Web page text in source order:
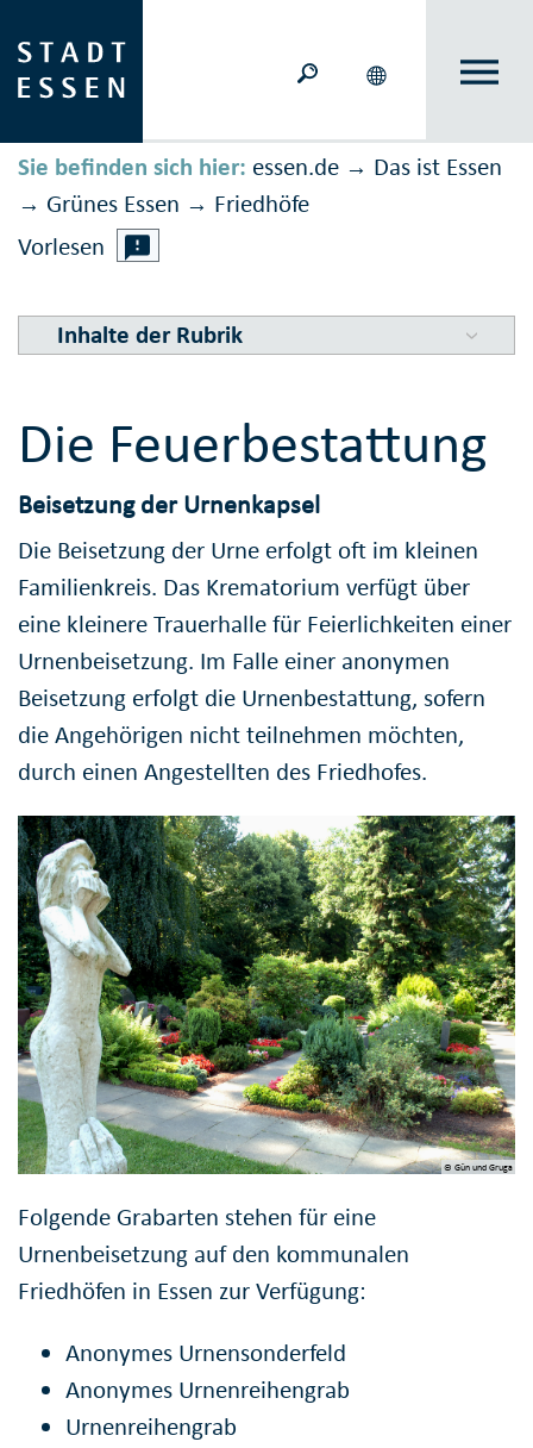
Sie befinden sich hier: essen.de → Das ist Essen
→ Grünes Essen → Friedhöfe
Vorlesen
Inhalte der Rubrik
Die Feuerbestattung
Beisetzung der Urnenkapsel
Die Beisetzung der Urne erfolgt oft im kleinen
Familienkreis. Das Krematorium verfügt über
eine kleinere Trauerhalle für Feierlichkeiten einer
Urnenbeisetzung. Im Falle einer anonymen
Beisetzung erfolgt die Urnenbestattung, sofern
die Angehörigen nicht teilnehmen möchten,
durch einen Angestellten des Friedhofes.
© Gün und Gruga
Folgende Grabarten stehen für eine
Urnenbeisetzung auf den kommunalen
Friedhöfen in Essen zur Verfügung:
Anonymes Urnensonderfeld
Anonymes Urnenreihengrab
Urnenreihengrab